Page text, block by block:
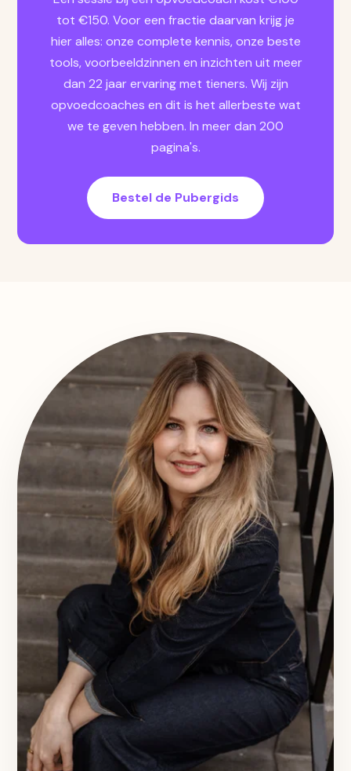
tot €150. Voor een fractie daarvan krijg je
hier alles: onze complete kennis, onze beste
tools, voorbeeldzinnen en inzichten uit meer
dan 22 jaar ervaring met tieners. Wij zijn
opvoedcoaches en dit is het allerbeste wat
we te geven hebben. In meer dan 200
pagina's.
Bestel de Pubergids